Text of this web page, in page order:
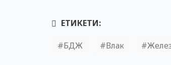
ЕТИКЕТИ:
БДЖ Влак